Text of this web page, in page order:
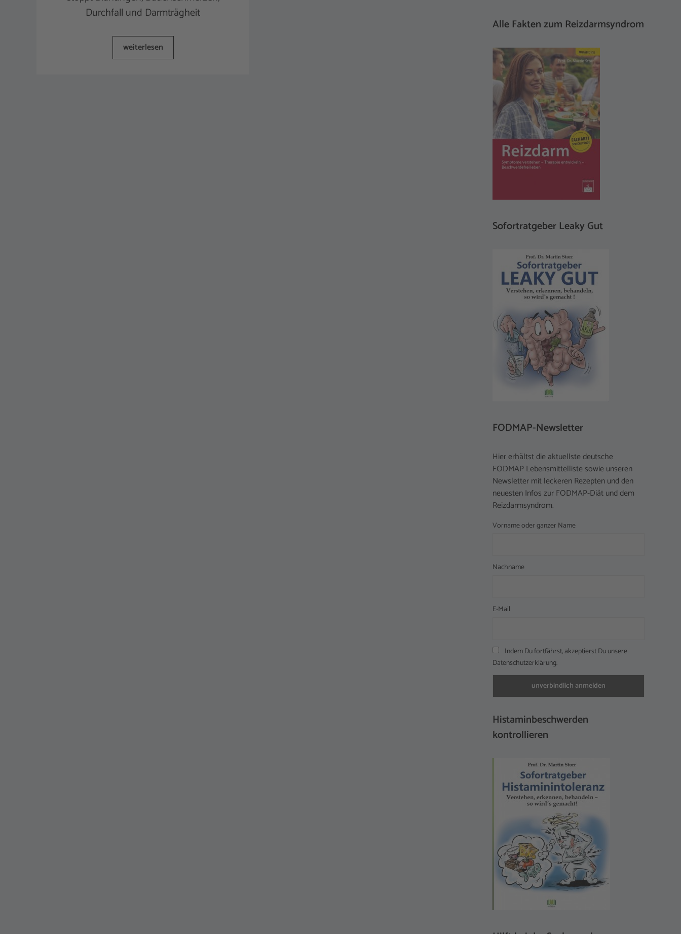
Durchfall und Darmträgheit
weiterlesen
Alle Fakten zum Reizdarmsyndrom
Sofortratgeber Leaky Gut
FODMAP-Newsletter
Hier erhältst die aktuellste deutsche
FODMAP Lebensmittelliste sowie unseren
Newsletter mit leckeren Rezepten und den
neuesten Infos zur FODMAP-Diät und dem
Reizdarmsyndrom.
Vorname oder ganzer Name
Nachname
E-Mail
Indem Du fortfährst, akzeptierst Du unsere
Datenschutzerklärung.
Histaminbeschwerden
kontrollieren